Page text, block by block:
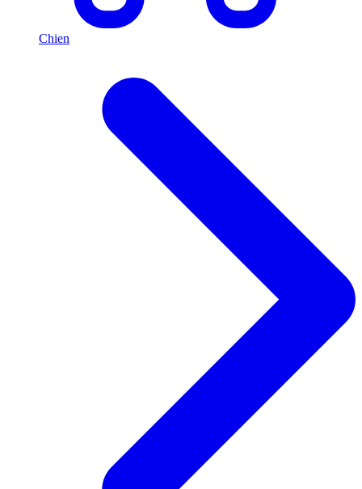
Chien